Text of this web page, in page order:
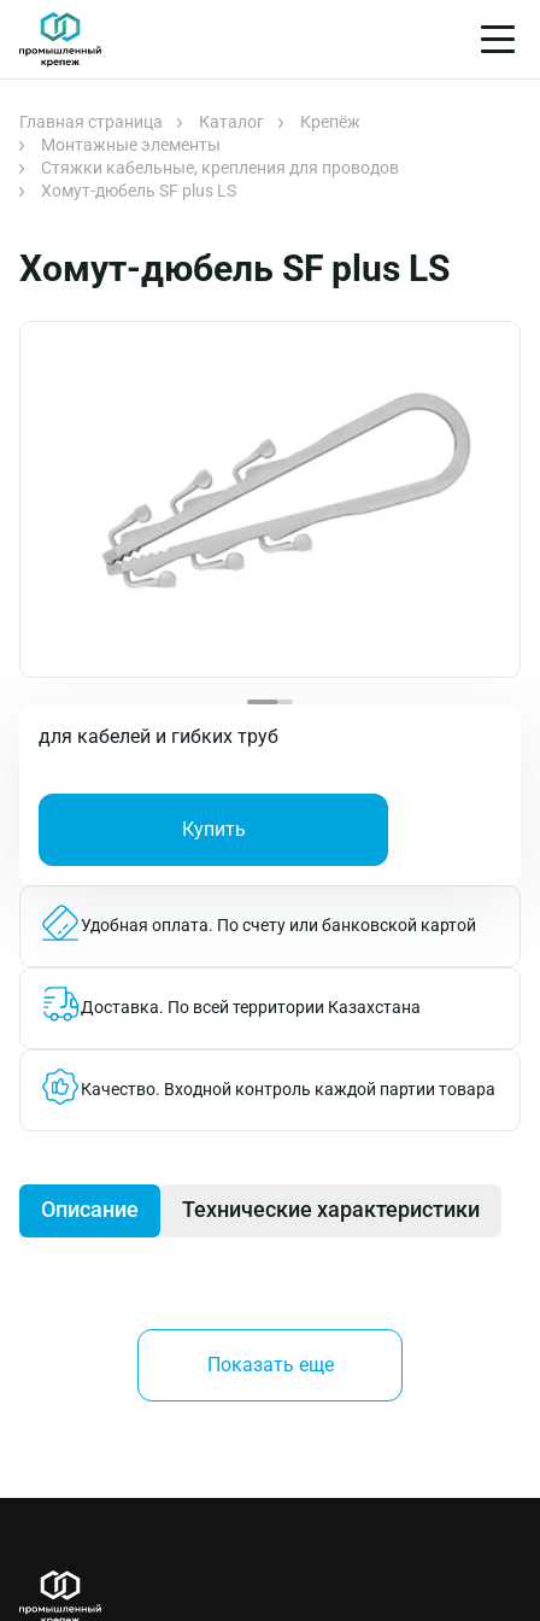
Главная страница Каталог
Крепёж
Монтажные элементы
Стяжки кабельные, крепления для проводов
Хомут-дюбель SF plus LS
Хомут-дюбель SF plus LS
для кабелей и гибких труб
Купить
Удобная оплата. По счету или банковской картой
Доставка. По всей территории Казахстана
Качество. Входной контроль каждой партии товара
Описание Технические характеристики
Хомут-дюбель SF plus LS предназначен для
крепления круглых кабелей, пучков кабелей и
проводов, гибких трубопроводов и жестких
Производитель
Показать еще